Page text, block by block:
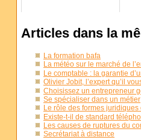
Articles dans la
La formation bafa
La météo sur le marché de
Le comptable : la garantie
Olivier Jobit, l’expert qu’il
Choisissez un entrepreneur
Se spécialiser dans un métier
Le rôle des formes juridiques
Existe-t-il de standard
Les causes de ruptures du
Secrétariat à distance